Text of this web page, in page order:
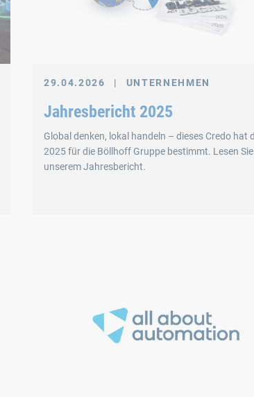
29.04.2026 | UNTERNEHMEN
Jahresbericht 2025
Global denken, lokal handeln – dieses Credo hat
2025 für die Böllhoff Gruppe bestimmt. Lesen
unserem Jahresbericht.